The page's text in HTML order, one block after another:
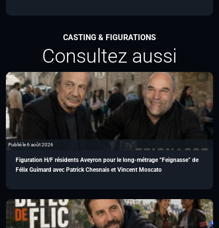
CASTING & FIGURATIONS
Consultez aussi
Publié le 6 août 2026
Figuration H/F résidents Aveyron pour le long-métrage “Feignasse” de
Félix Guimard avec Patrick Chesnais et Vincent Moscato